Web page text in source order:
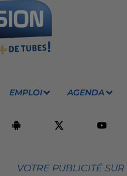
EMPLOI AGENDA
VOTRE PUBLICITÉ